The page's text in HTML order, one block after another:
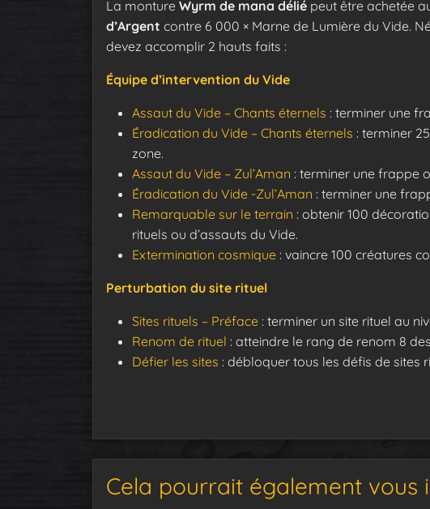
La monture Wyrm de mana délié peut être achetée
d’Argent contre 6 000 × Marne de Lumière du Vide.
devez accomplir 2 hauts faits :
Équipe d’intervention du Vide
Assaut du Vide – Chants éternels : terminer une
Éradication du Vide – Chants éternels : terminer
zone.
Assaut du Vide – Zul’Aman : terminer une frappe
Éradication du Vide -Zul’Aman : terminer une
Remarquable sur le terrain : obtenir 100
rituels ou d’assauts du Vide.
Extermination cosmique : vaincre 100 créatures
Perturbation du site rituel
Sites rituels – Préface : terminer un site rituel au
Renom de rituel : atteindre le rang de renom 8
Défier les sites : débloquer tous les défis de sites
Cela pourrait également vous